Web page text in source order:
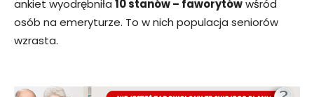
ankiet wyodrębniła 10 stanów – faworytówwśród
osób na emeryturze. To w nich populacja seniorów
wzrasta.